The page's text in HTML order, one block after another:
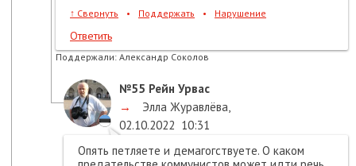
↑ Свернуть • Поддержать • Нарушение
Ответить
Поддержали: Александр Соколов
№55 Рейн Урвас
→
Элла Журавлёва
02.10.2022 10:31
Опять петляете и демагогствуете. О каком